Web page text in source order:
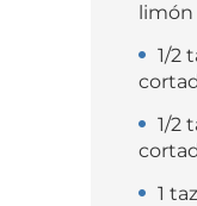
limón
1/2
1/2
1